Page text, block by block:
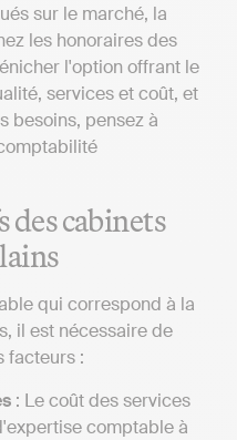
sur le marché, la
les honoraires des
l'option offrant le
services et coût, et
besoins, pensez à
des cabinets
qui correspond à la
il est nécessaire de
facteurs :
: Le coût des services
comptable à